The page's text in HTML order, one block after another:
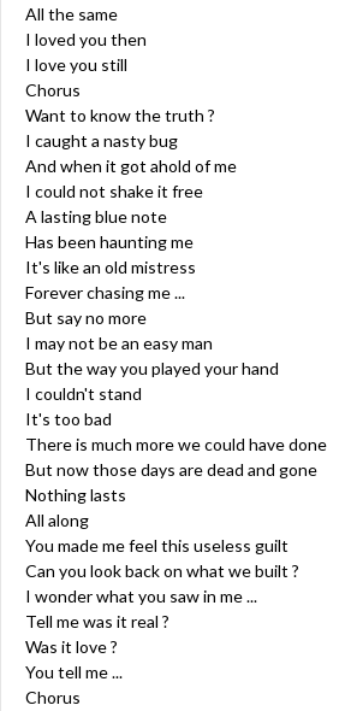
All the same
I loved you then
I love you still
Chorus
Want to know the truth ?
I caught a nasty bug
And when it got ahold of me
I could not shake it free
A lasting blue note
Has been haunting me
It's like an old mistress
Forever chasing me ...
But say no more
I may not be an easy man
But the way you played your hand
I couldn't stand
It's too bad
There is much more we could have done
But now those days are dead and gone
Nothing lasts
All along
You made me feel this useless guilt
Can you look back on what we built ?
I wonder what you saw in me ...
Tell me was it real ?
Was it love ?
You tell me ...
Chorus